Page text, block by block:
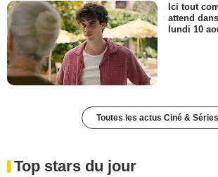
Ici tout
attend
lundi 10
Toutes les actus Ciné & Séries
Top stars du jour